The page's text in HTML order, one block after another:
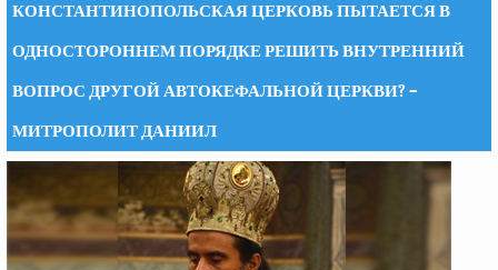
КОНСТАНТИНОПОЛЬСКАЯ ЦЕРКОВЬ ПЫТАЕТСЯ В
ОДНОСТОРОННЕМ ПОРЯДКЕ РЕШИТЬ ВНУТРЕННИЙ
ВОПРОС ДРУГОЙ АВТОКЕФАЛЬНОЙ ЦЕРКВИ? –
МИТРОПОЛИТ ДАНИИЛ